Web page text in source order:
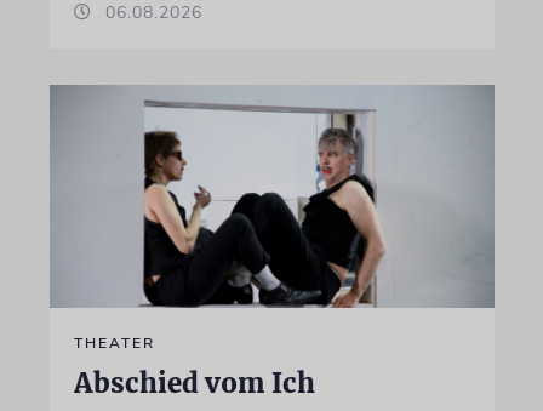
06.08.2026
THEATER
Abschied vom Ich